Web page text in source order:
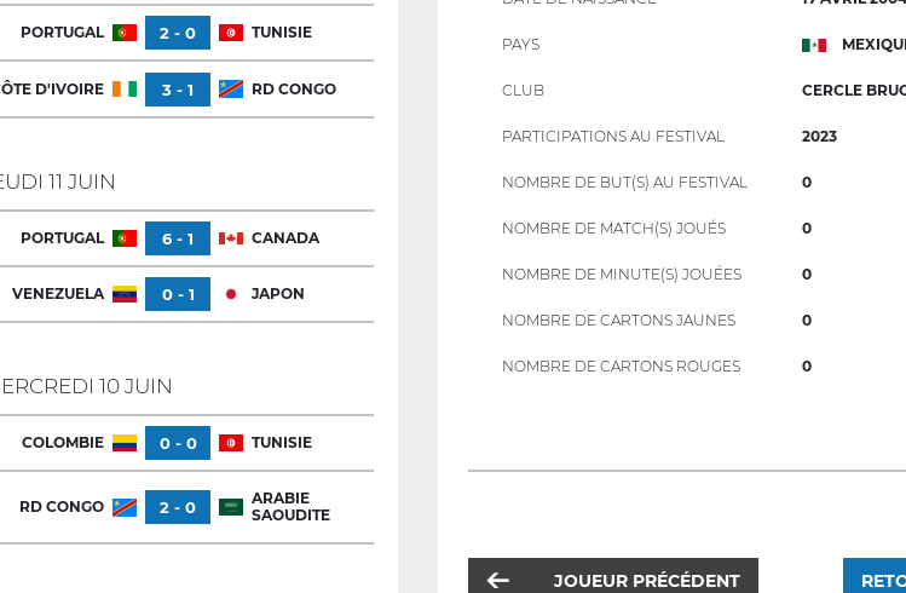
PORTUGAL 2 - 0 TUNISIE
D'IVOIRE 3 - 1 RD CONGO
11 JUIN
PORTUGAL 6 - 1 CANADA
VENEZUELA 0 - 1 JAPON
10 JUIN
COLOMBIE 0 - 0 TUNISIE
RD CONGO 2 - 0
ARABIE
SAOUDITE
PAYS
CLUB CERCLE
PARTICIPATIONS AU FESTIVAL 2023
NOMBRE DE BUT(S) AU FESTIVAL 0
NOMBRE DE MATCH(S) JOUÉS 0
NOMBRE DE MINUTE(S) JOUÉES 0
NOMBRE DE CARTONS JAUNES 0
NOMBRE DE CARTONS ROUGES 0
JOUEUR PRÉCÉDENT